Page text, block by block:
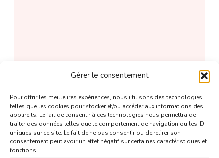
Gérer le consentement
Pour offrir les meilleures expériences, nous utilisons des technologies
telles que les cookies pour stocker et/ou accéder aux informations des
appareils. Le fait de consentir à ces technologies nous permettra de
traiter des données telles que le comportement de navigation ou les ID
uniques sur ce site. Le fait de ne pas consentir ou de retirer son
consentement peut avoir un effet négatif sur certaines caractéristiques et
fonctions.